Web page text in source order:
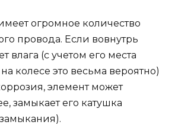
огромное количество
провода. Если вовнутрь
влага (с учетом его места
колесе это весьма вероятно)
элемент может
замыкает его катушка